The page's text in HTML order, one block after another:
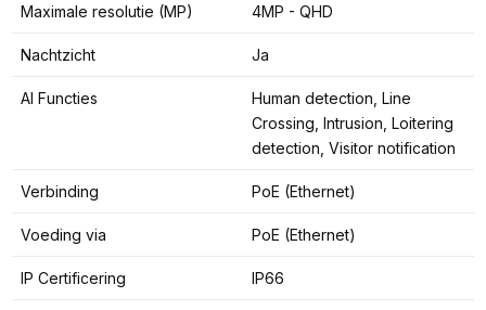
Maximale resolutie (MP) 4MP - QHD
Nachtzicht Ja
AI Functies
Human detection, Line
Crossing, Intrusion, Loitering
detection, Visitor notification
Verbinding PoE (Ethernet)
Voeding via PoE (Ethernet)
IP Certificering IP66